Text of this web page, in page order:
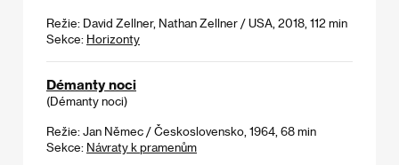
Režie: David Zellner, Nathan Zellner / USA, 2018, 112 min
Sekce: Horizonty
Démanty noci
(Démanty noci)
Režie: Jan Němec / Československo, 1964, 68 min
Sekce: Návraty k pramenům